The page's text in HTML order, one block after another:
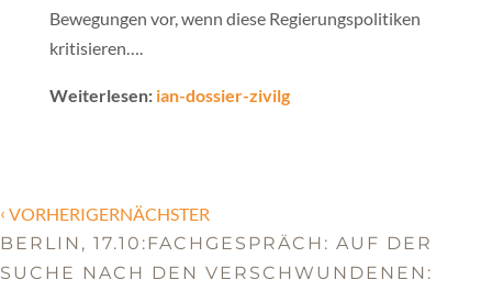
Bewegungen vor, wenn diese Regierungspolitiken
kritisieren….
Weiterlesen: ian-dossier-zivilg
‹ VORHERIGERNÄCHSTER
BERLIN, 17.10:FACHGESPRÄCH: AUF DER
SUCHE NACH DEN VERSCHWUNDENEN: